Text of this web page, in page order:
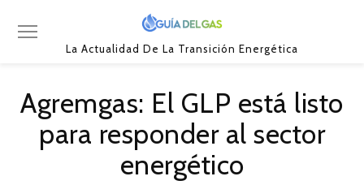
La Actualidad De La Transición Energética
Agremgas: El GLP está listo
para responder al sector
energético